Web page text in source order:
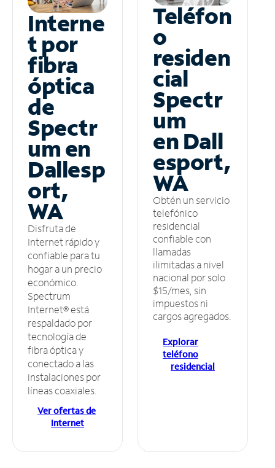
Interne
t por
fibra
óptica
de
Spectr
um en
Dallesp
ort,
WA
Disfruta de
Internet rápido y
confiable para tu
hogar a un precio
económico.
Spectrum
Internet® está
respaldado por
tecnología de
fibra óptica y
conectado a las
instalaciones por
líneas coaxiales.
Ver ofertas de
Internet
Teléfon
o
residen
cial
Spectr
um
en Dall
esport,
WA
Obtén un servicio
telefónico
residencial
confiable con
llamadas
ilimitadas a nivel
nacional por solo
$15/mes, sin
impuestos ni
cargos agregados.
Explorar
teléfono
residencial